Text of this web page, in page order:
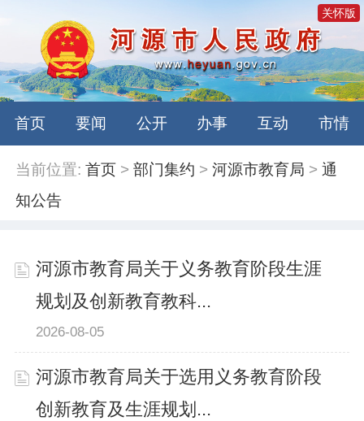
关怀版
首页 要闻 公开 办事 互动 市情
当前位置: 首页 >部门集约 >河源市教育局 >通
知公告
河源市教育局关于义务教育阶段生涯
规划及创新教育教科...
2026-08-05
河源市教育局关于选用义务教育阶段
创新教育及生涯规划...